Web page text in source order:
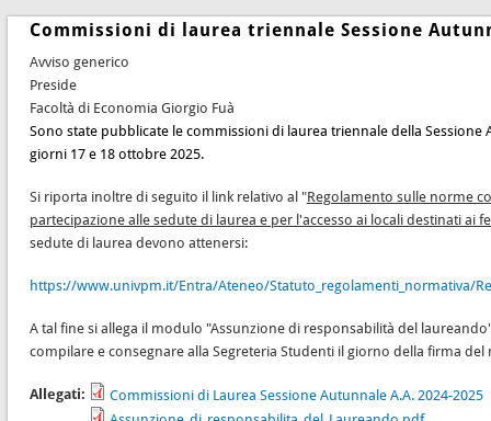
Commissioni di laurea triennale Sessione
Avviso generico
Preside
Facoltà di Economia Giorgio Fuà
Sono state pubblicate le commissioni di laurea triennale della Sessione
giorni 17 e 18 ottobre 2025.
Si riporta inoltre di seguito il link relativo al "Regolamento sulle norme
partecipazione alle sedute di laurea e per l'accesso ai locali destinati ai
sedute di laurea devono attenersi:
https://www.univpm.it/Entra/Ateneo/Statuto_regolamenti_normativa/
A tal fine si allega il modulo "Assunzione di responsabilità del
compilare e consegnare alla Segreteria Studenti il giorno della firma del
Allegati:
Commissioni di Laurea Sessione Autunnale A.A. 2024-2025